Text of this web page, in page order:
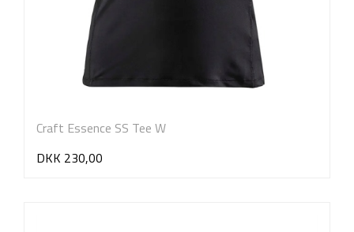
Craft Essence SS Tee W
DKK 230,00